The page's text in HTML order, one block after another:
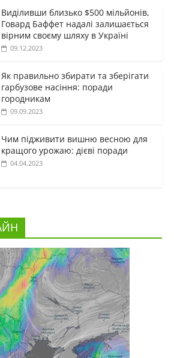
Виділивши близько $500 мільйонів,
Говард Баффет надалі залишається
вірним своєму шляху в Україні
09.12.2023
Як правильно збирати та зберігати
гарбузове насіння: поради
городникам
09.09.2023
Чим підживити вишню весною для
кращого урожаю: дієві поради
04.04.2023